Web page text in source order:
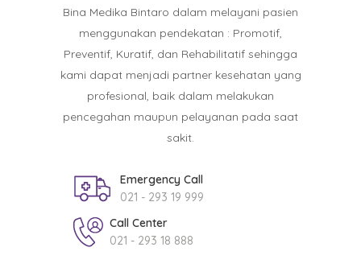
Bina Medika Bintaro dalam melayani pasien
menggunakan pendekatan : Promotif,
Preventif, Kuratif, dan Rehabilitatif sehingga
kami dapat menjadi partner kesehatan yang
profesional, baik dalam melakukan
pencegahan maupun pelayanan pada saat
sakit.
Emergency Call
021 - 293 19 999
Call Center
021 - 293 18 888